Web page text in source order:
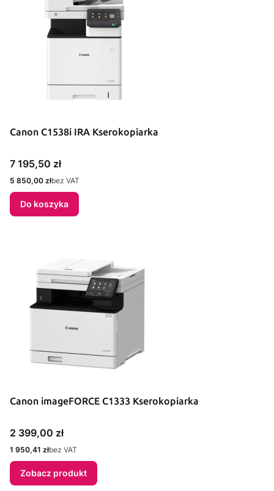
Canon C1538i IRA Kserokopiarka
Cena
7 195,50 zł
Cena
5 850,00 złbez VAT
Do koszyka
Canon imageFORCE C1333 Kserokopiarka
Cena
2 399,00 zł
Cena
1 950,41 złbez VAT
Zobacz produkt